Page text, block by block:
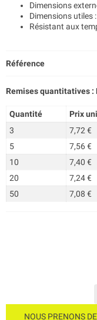
Dimensions
Dimensions utiles
Résistant aux
Référence
Remises quantitatives :
Quantité Prix
3
7,72 €
5
7,56 €
10
7,40 €
20
7,24 €
50
7,08 €
NOUS PRENONS